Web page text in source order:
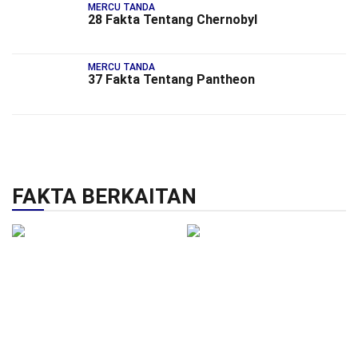
MERCU TANDA
28 Fakta Tentang Chernobyl
MERCU TANDA
37 Fakta Tentang Pantheon
FAKTA BERKAITAN